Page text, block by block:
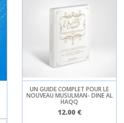
UN GUIDE COMPLET POUR LE
NOUVEAU MUSULMAN- DINE AL
HAQQ
12.00 €